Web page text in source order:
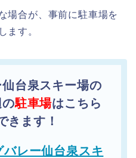
場合が、事前に駐車場を
ます。
台泉スキー場の
の駐車場はこちら
きます！
バレー仙台泉スキ